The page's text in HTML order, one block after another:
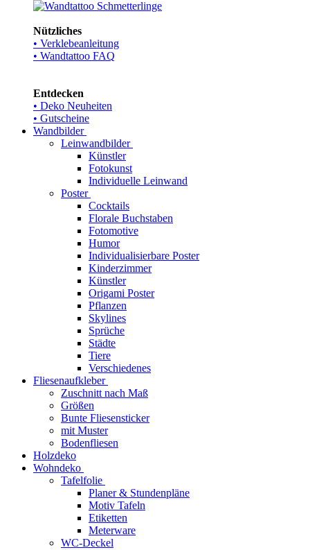
Nützliches
• Verklebeanleitung
• Wandtattoo FAQ
Entdecken
• Deko Neuheiten
• Gutscheine
Wandbilder
Leinwandbilder
Künstler
Fotokunst
Individuelle Leinwand
Poster
Cocktails
Florale Buchstaben
Fotomotive
Humor
Individualisierbare Poster
Kinderzimmer
Künstler
Origami Poster
Pflanzen
Skylines
Sprüche
Städte
Tiere
Verschiedenes
Fliesenaufkleber
Zuschnitt nach Maß
Größen
Bunte Fliesensticker
mit Muster
Bodenfliesen
Holzdeko
Wohndeko
Tafelfolie
Planer & Stundenpläne
Motiv Tafeln
Etiketten
Meterware
WC-Deckel